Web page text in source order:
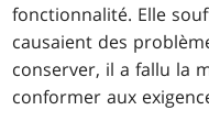
fonctionnalité. Elle
causaient des
conserver, il a fallu la
conformer aux